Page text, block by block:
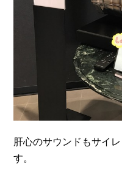
肝心のサウンドもサイ
す。